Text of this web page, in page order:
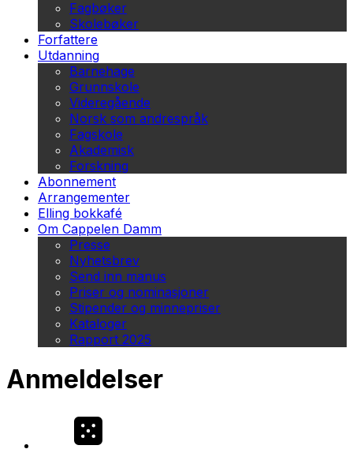
Fagbøker
Skolebøker
Forfattere
Utdanning
Barnehage
Grunnskole
Videregående
Norsk som andrespråk
Fagskole
Akademisk
Forskning
Abonnement
Arrangementer
Elling bokkafé
Om Cappelen Damm
Presse
Nyhetsbrev
Send inn manus
Priser og nominasjoner
Stipender og minnepriser
Kataloger
Rapport 2025
Anmeldelser